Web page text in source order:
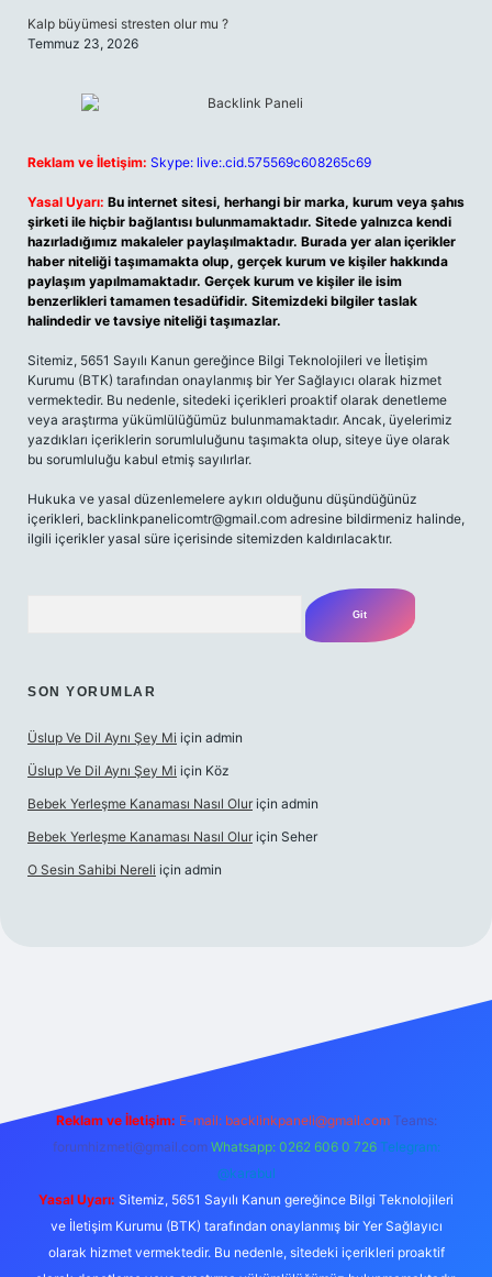
Kalp büyümesi stresten olur mu ?
Temmuz 23, 2026
Reklam ve İletişim: Skype: live:.cid.575569c608265c69
Yasal Uyarı: Bu internet sitesi, herhangi bir marka, kurum veya şahıs
şirketi ile hiçbir bağlantısı bulunmamaktadır. Sitede yalnızca kendi
hazırladığımız makaleler paylaşılmaktadır. Burada yer alan içerikler
haber niteliği taşımamakta olup, gerçek kurum ve kişiler hakkında
paylaşım yapılmamaktadır. Gerçek kurum ve kişiler ile isim
benzerlikleri tamamen tesadüfidir. Sitemizdeki bilgiler taslak
halindedir ve tavsiye niteliği taşımazlar.
Sitemiz, 5651 Sayılı Kanun gereğince Bilgi Teknolojileri ve İletişim
Kurumu (BTK) tarafından onaylanmış bir Yer Sağlayıcı olarak hizmet
vermektedir. Bu nedenle, sitedeki içerikleri proaktif olarak denetleme
veya araştırma yükümlülüğümüz bulunmamaktadır. Ancak, üyelerimiz
yazdıkları içeriklerin sorumluluğunu taşımakta olup, siteye üye olarak
bu sorumluluğu kabul etmiş sayılırlar.
Hukuka ve yasal düzenlemelere aykırı olduğunu düşündüğünüz
içerikleri, backlinkpanelicomtr@gmail.com adresine bildirmeniz halinde,
ilgili içerikler yasal süre içerisinde sitemizden kaldırılacaktır.
SON YORUMLAR
Üslup Ve Dil Aynı Şey Mi için admin
Üslup Ve Dil Aynı Şey Mi için Köz
Bebek Yerleşme Kanaması Nasıl Olur için admin
Bebek Yerleşme Kanaması Nasıl Olur için Seher
O Sesin Sahibi Nereli için admin
Reklam ve İletişim: E-mail: backlinkpaneli@gmail.com Teams:
forumhizmeti@gmail.com Whatsapp: 0262 606 0 726 Telegram:
@karabul
Yasal Uyarı: Sitemiz, 5651 Sayılı Kanun gereğince Bilgi Teknolojileri
ve İletişim Kurumu (BTK) tarafından onaylanmış bir Yer Sağlayıcı
olarak hizmet vermektedir. Bu nedenle, sitedeki içerikleri proaktif